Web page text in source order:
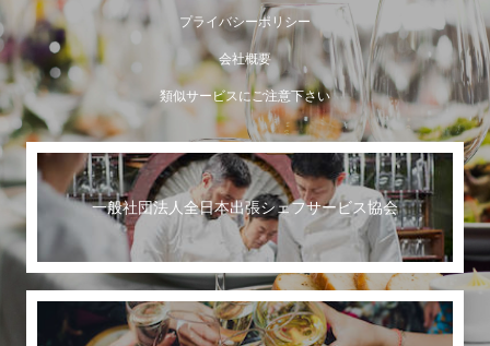
世界に誇る日本のおもてなし
プライバシーポリシー
会社概要
類似サービスにご注意下さい
一般社団法人全日本出張シェフサービス協会